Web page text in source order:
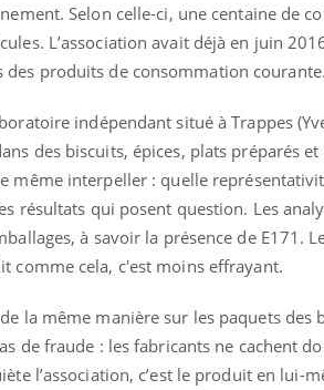
Selon celle-ci, une centaine de
L’association avait déjà en juin
des produits de consommation courante.
indépendant situé à Trappes
des biscuits, épices, plats préparés
même interpeller : quelle
résultats qui posent question. Les
à savoir la présence de E171.
comme cela, c'est moins effrayant.
la même manière sur les paquets
de fraude : les fabricants ne cachent
l’association, c’est le produit en lui-
Pourquoi manger moins
de protéines pourrait
finalement être